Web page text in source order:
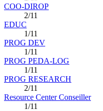
COO-DIROP
2/11
EDUC
1/11
PROG DEV
1/11
PROG PEDA-LOG
1/11
PROG RESEARCH
2/11
Resource Center Conseiller
1/11